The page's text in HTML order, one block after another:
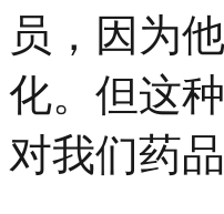
员，因为
化。但这
对我们药